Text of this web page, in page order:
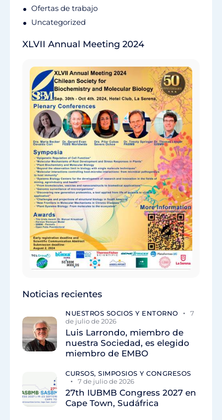
Ofertas de trabajo
Uncategorized
XLVII Annual Meeting 2024
Noticias recientes
NUESTROS SOCIOS Y ENTORNO
7
de julio de 2026
Luis Larrondo, miembro de
nuestra Sociedad, es elegido
miembro de EMBO
CURSOS, SIMPOSIOS Y CONGRESOS
7 de julio de 2026
27th IUBMB Congress 2027 en
Cape Town, Sudáfrica